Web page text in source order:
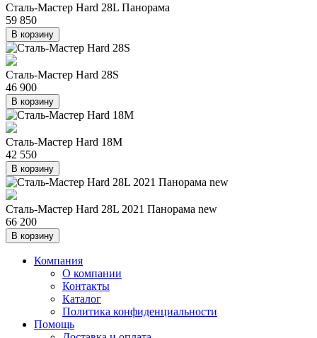
Сталь-Мастер Hard 28L Панорама
59 850
В корзину
Сталь-Мастер Hard 28S
46 900
В корзину
Сталь-Мастер Hard 18M
42 550
В корзину
Сталь-Мастер Hard 28L 2021 Панорама new
66 200
В корзину
Компания
О компании
Контакты
Каталог
Политика конфиденциальности
Помощь